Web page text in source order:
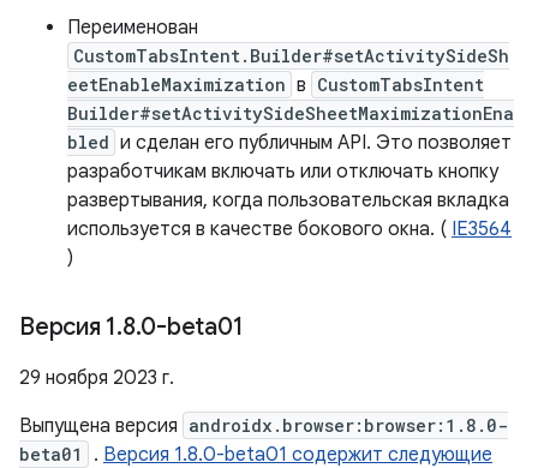
Переименован
CustomTabsIntent.Builder#setActivitySideSh
eetEnableMaximization в CustomTabsIntent
Builder#setActivitySideSheetMaximizationEna
bled и сделан его публичным API. Это позволяет
разработчикам включать или отключать кнопку
развертывания, когда пользовательская вкладка
используется в качестве бокового окна. ( IE3564
)
Версия 1.8.0-beta01
29 ноября 2023 г.
Выпущена версия androidx.browser:browser:1.8.0-
beta01
. Версия 1.8.0-beta01 содержит следующие